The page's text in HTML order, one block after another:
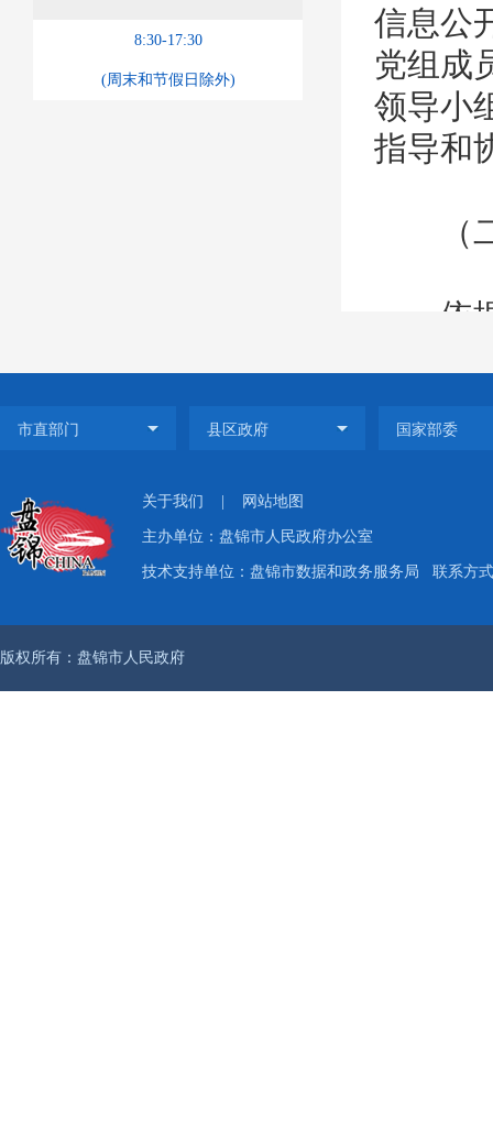
8:30-17:30
(周末和节假日除外)
信息公
党组成
领导小
指导和
（二
依据
息公
（三
大力推
关于我们 网站地图
主办单位：盘锦市人民政府办公室
技术支持单位：盘锦市数据和政务服务局 联系方
版权所有：盘锦市人民政府